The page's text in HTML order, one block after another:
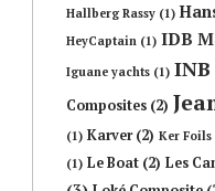
Hallberg Rassy (1)
HeyCaptain (1) IDB
Iguane yachts (1) INB
Composites (2)
(1) Karver(2) Ker Foils
(1) Le Boat (2) Les